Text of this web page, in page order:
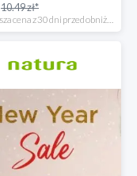
10.49 zł*
*najniższa cena z 30 dni przed obniżką